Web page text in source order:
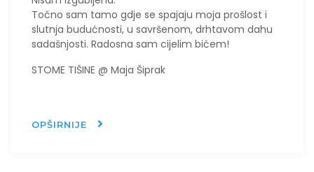
Točno sam tamo gdje se spajaju moja prošlost i
slutnja budućnosti, u savršenom, drhtavom dahu
sadašnjosti. Radosna sam cijelim bićem!
STOME TIŠINE @ Maja Šiprak​
OPŠIRNIJE